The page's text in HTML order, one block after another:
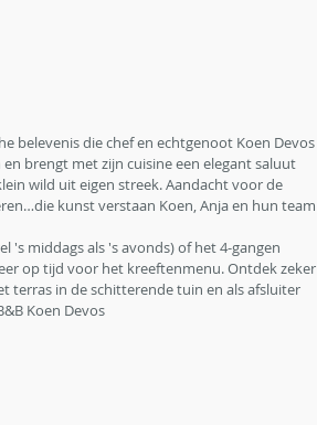
belevenis die chef en echtgenoot Koen Devos
brengt met zijn cuisine een elegant saluut
wild uit eigen streek. Aandacht voor de
kunst verstaan Koen, Anja en hun team
's middags als 's avonds) of het 4-gangen
op tijd voor het kreeftenmenu. Ontdek zeker
terras in de schitterende tuin en als afsluiter
Koen Devos